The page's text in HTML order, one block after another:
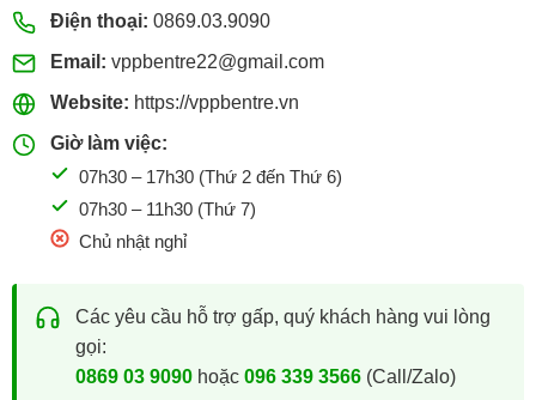
Điện thoại: 0869.03.9090
Email: vppbentre22@gmail.com
Website: https://vppbentre.vn
Giờ làm việc:
07h30 – 17h30 (Thứ 2 đến Thứ 6)
07h30 – 11h30 (Thứ 7)
Chủ nhật nghỉ
Các yêu cầu hỗ trợ gấp, quý khách hàng vui lòng
gọi:
0869 03 9090hoặc 096 339 3566(Call/Zalo)